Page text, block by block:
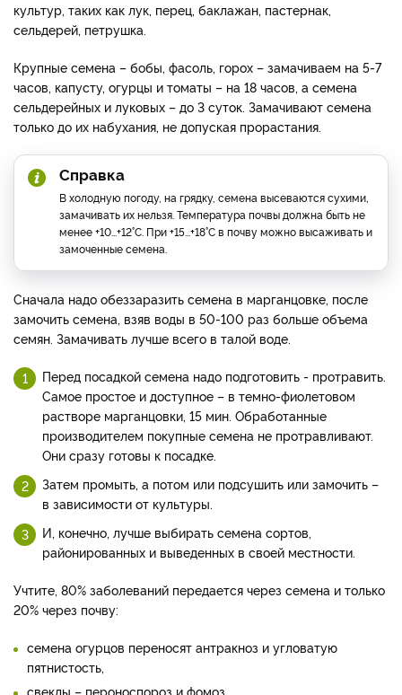
культур, таких как лук, перец, баклажан, пастернак,
сельдерей, петрушка.
Крупные семена – бобы, фасоль, горох – замачиваем на 5-7
часов, капусту, огурцы и томаты – на 18 часов, а семена
сельдерейных и луковых – до 3 суток. Замачивают семена
только до их набухания, не допуская прорастания.
Справка
В холодную погоду, на грядку, семена высеваются сухими,
замачивать их нельзя. Температура почвы должна быть не
менее +10...+12°С. При +15...+18°С в почву можно высаживать и
замоченные семена.
Сначала надо обеззаразить семена в марганцовке, после
замочить семена, взяв воды в 50-100 раз больше объема
семян. Замачивать лучше всего в талой воде.
Перед посадкой семена надо подготовить - протравить.
Самое простое и доступное – в темно-фиолетовом
растворе марганцовки, 15 мин. Обработанные
производителем покупные семена не протравливают.
Они сразу готовы к посадке.
Затем промыть, а потом или подсушить или замочить –
в зависимости от культуры.
И, конечно, лучше выбирать семена сортов,
районированных и выведенных в своей местности.
Учтите, 80% заболеваний передается через семена и только
20% через почву:
семена огурцов переносят антракноз и угловатую
пятнистость,
свеклы – пероноспороз и фомоз,